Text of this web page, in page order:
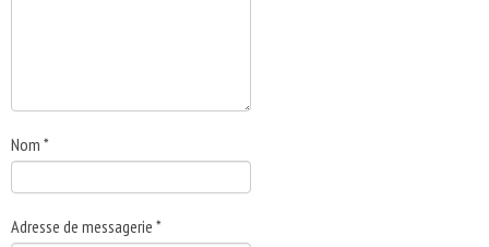
Nom *
Adresse de messagerie *